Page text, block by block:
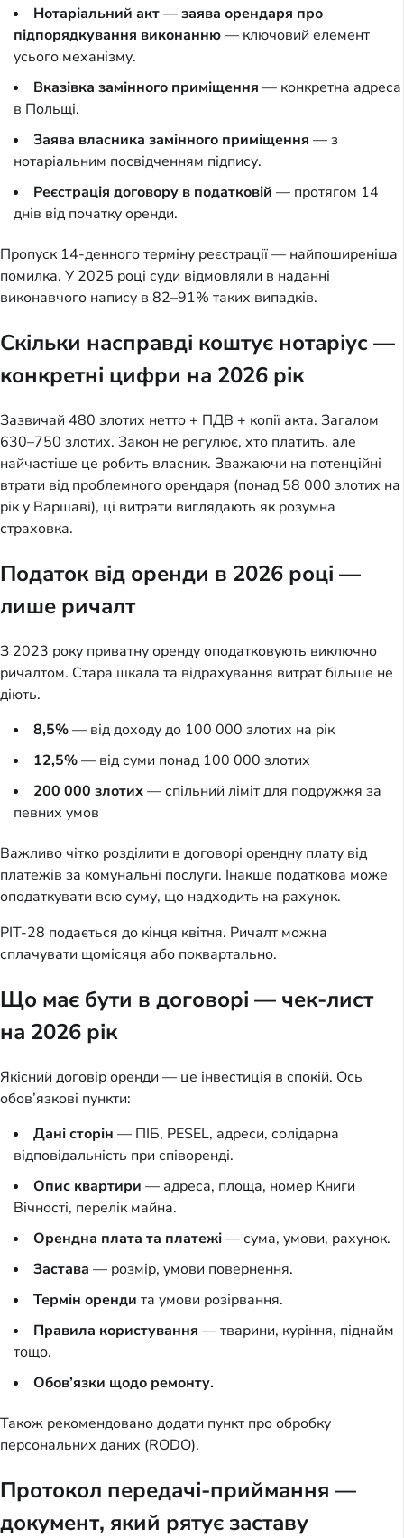
Нотаріальний акт — заява орендаря про
підпорядкування виконанню— ключовий елемент
усього механізму.
Вказівка замінного приміщення — конкретна адреса
в Польщі.
Заява власника замінного приміщення — з
нотаріальним посвідченням підпису.
Реєстрація договору в податковій — протягом 14
днів від початку оренди.
Пропуск 14-денного терміну реєстрації — найпоширеніша
помилка. У 2025 році суди відмовляли в наданні
виконавчого напису в 82–91% таких випадків.
Скільки насправді коштує нотаріус —
конкретні цифри на 2026 рік
Зазвичай 480 злотих нетто + ПДВ + копії акта. Загалом
630–750 злотих. Закон не регулює, хто платить, але
найчастіше це робить власник. Зважаючи на потенційні
втрати від проблемного орендаря (понад 58 000 злотих на
рік у Варшаві), ці витрати виглядають як розумна
страховка.
Податок від оренди в 2026 році —
лише ричалт
З 2023 року приватну оренду оподатковують виключно
ричалтом. Стара шкала та відрахування витрат більше не
діють.
8,5%— від доходу до 100 000 злотих на рік
12,5%— від суми понад 100 000 злотих
200 000 злотих— спільний ліміт для подружжя за
певних умов
Важливо чітко розділити в договорі орендну плату від
платежів за комунальні послуги. Інакше податкова може
оподаткувати всю суму, що надходить на рахунок.
PIT-28 подається до кінця квітня. Ричалт можна
сплачувати щомісяця або поквартально.
Що має бути в договорі — чек-лист
на 2026 рік
Якісний договір оренди — це інвестиція в спокій. Ось
обов’язкові пункти:
Дані сторін — ПІБ, PESEL, адреси, солідарна
відповідальність при співоренді.
Опис квартири — адреса, площа, номер Книги
Вічності, перелік майна.
Орендна плата та платежі— сума, умови, рахунок.
Застава — розмір, умови повернення.
Термін оренди та умови розірвання.
Правила користування — тварини, куріння, піднайм
тощо.
Обов’язки щодо ремонту.
Також рекомендовано додати пункт про обробку
персональних даних (RODO).
Протокол передачі-приймання —
документ, який рятує заставу